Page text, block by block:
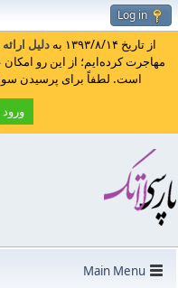
Log in
از تاریخ ۱۳۹۳/۸/۱۴ به دلیل
مهاجرت کرده‌ایم؛ از این رو
است. لطفاً برای پرسیدن
Main Menu